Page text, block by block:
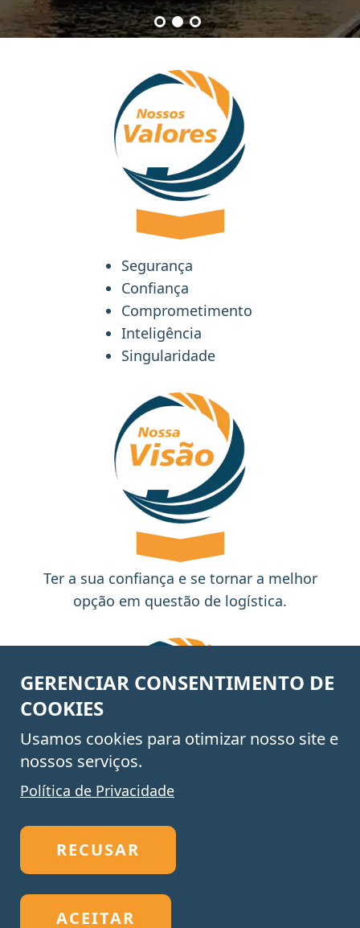
Segurança
Confiança
Comprometimento
Inteligência
Singularidade
Ter a sua confiança e se tornar a melhor
opção em questão de logística.
Oferecer sempre a alternativa logística mais
inteligente e eficaz para o seu negócio.
© 2024 TRUST ALL AROUND.
GERENCIAR CONSENTIMENTO DE
COOKIES
Usamos cookies para otimizar nosso site e
nossos serviços.
Política de Privacidade
RECUSAR
ACEITAR